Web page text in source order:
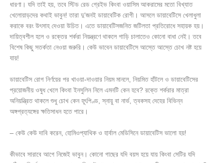
ধারণা। যদি তাই হয়, তবে স্টিড রেড গ্রেইভ কিংবা ওয়াসিম আকরামের মতো বিখ্যাত
খেলোয়াড়দের কথাই ভাবুন! তারা দু’জনই ডায়াবেটিক রোগী। আসলে ডায়াবেটিসে খেলাধুলা
করাকে বরং উৎসাহ দেওয়া উচিত। এতে ডায়াবেটিসজনিত জটিলতা প্রতিরোধে সহায়ক হয়।
দায়িত্বশীল হলে ও রক্তের শর্করা নিয়ন্ত্রণে থাকলে গাড়ি চালাতেও কোনো বাধা নেই। তবে
বিশেষ কিছু সতর্কতা নেওয়া জরুরি। কেউ ভাবেন ডায়াবেটিসে আস্তে আস্তে চোখ নষ্ট হয়ে
যায়!
ডায়াবেটিস রোগ নির্ণয়ের পর খাওয়া-দাওয়ার নিয়ম মানলে, নিয়মিত হাঁটলে ও ডায়াবেটিসের
প্রয়োজনীয় ওষুধ খেলে কিংবা ইনসুলিন নিলে এমনটি কেন হবে? রক্তে শর্করার মাত্রা
অনিয়ন্ত্রিত থাকলে শুধু চোখ কেন হূৎপিণ্ড, স্নায়ু বা নার্ভ, ত্বকসহ দেহের বিভিন্ন
অঙ্গপ্রত্যঙ্গের ক্ষতিসাধন হতে পারে।
– কেউ কেউ দাবি করেন, হোমিওপ্যাথিক ও হার্বাল মেডিসিনে ডায়াবেটিস ভালো হয়!
কীভাবে সারাবে আগে নিজেই ভাবুন। কোনো গাছের যদি বয়স হয়ে যায় কিংবা সেটির যদি